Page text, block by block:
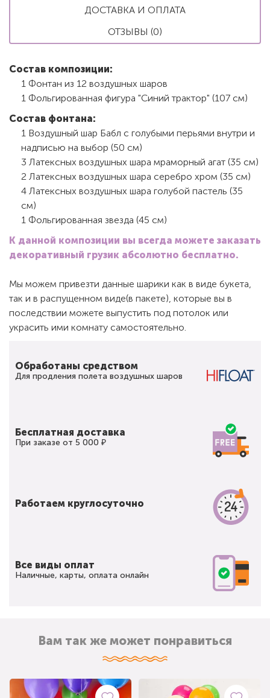
ДОСТАВКА И ОПЛАТА
ОТЗЫВЫ (0)
Состав композиции:
1 Фонтан из 12 воздушных шаров
1 Фольгированная фигура "Синий трактор" (107 см)
Состав фонтана:
1 Воздушный шар Бабл с голубыми перьями внутри и
надписью на выбор (50 см)
3 Латексных воздушных шара мраморный агат (35 см)
2 Латексных воздушных шара серебро хром (35 см)
4 Латексных воздушных шара голубой пастель (35
см)
1 Фольгированная звезда (45 см)
К данной композиции вы всегда можете заказать
декоративный грузик абсолютно бесплатно.
Мы можем привезти данные шарики как в виде букета,
так и в распущенном виде(в пакете), которые вы в
последствии можете выпустить под потолок или
украсить ими комнату самостоятельно.
Обработаны средством
Для продления полета воздушных шаров
Бесплатная доставка
При заказе от 5 000 ₽
Работаем круглосуточно
Все виды оплат
Наличные, карты, оплата онлайн
Вам так же может понравиться